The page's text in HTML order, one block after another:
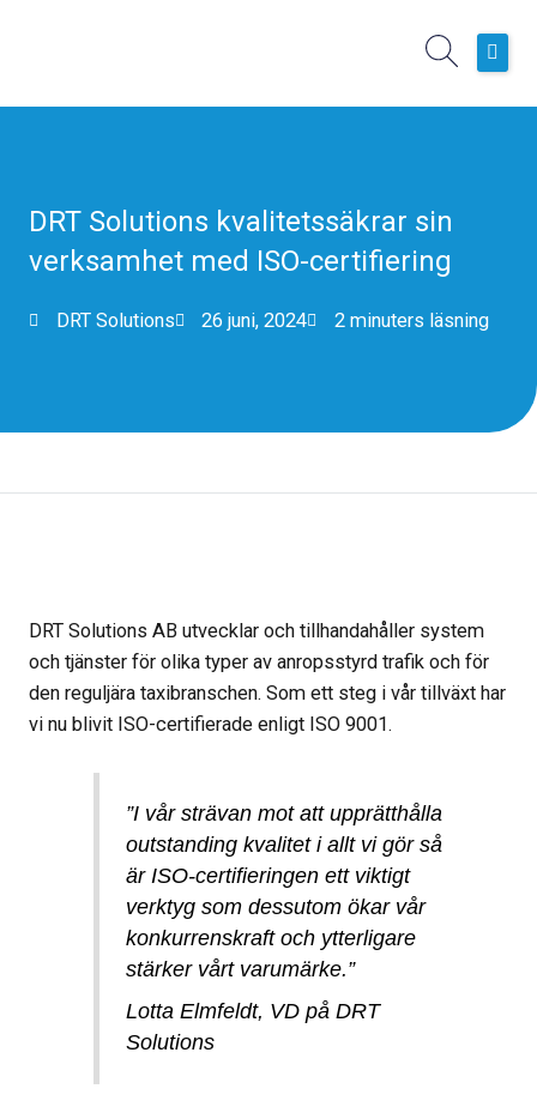
Kundcase
Nyheter
Om oss
DRT Solutions kvalitetssäkrar sin
verksamhet med ISO-certifiering
DRT Solutions 26 juni, 2024 2 minuters läsning
DRT Solutions AB utvecklar och tillhandahåller system
och tjänster för olika typer av anropsstyrd trafik och för
den reguljära taxibranschen. Som ett steg i vår tillväxt har
vi nu blivit ISO-certifierade enligt ISO 9001.
”I vår strävan mot att upprätthålla
outstanding kvalitet i allt vi gör så
är ISO-certifieringen ett viktigt
verktyg som dessutom ökar vår
konkurrenskraft och ytterligare
stärker vårt varumärke.”
Lotta Elmfeldt, VD på DRT
Solutions